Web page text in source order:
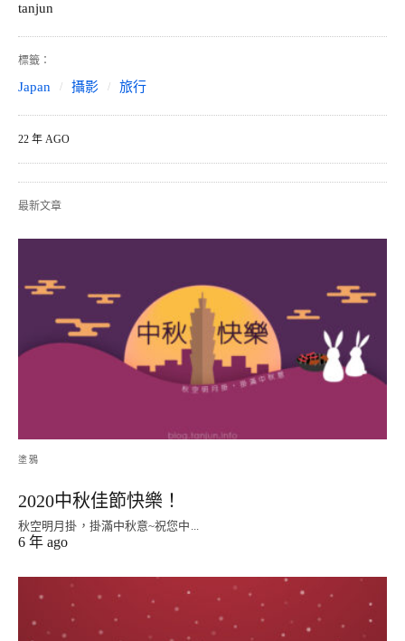
tanjun
標籤：
Japan 攝影 旅行
22 年 AGO
最新文章
塗鴉
2020中秋佳節快樂！
秋空明月掛，掛滿中秋意~祝您中...
6 年 ago